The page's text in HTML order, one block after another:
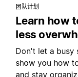
团队计划
Learn how
less
Don't let a busy
show you how
and stay